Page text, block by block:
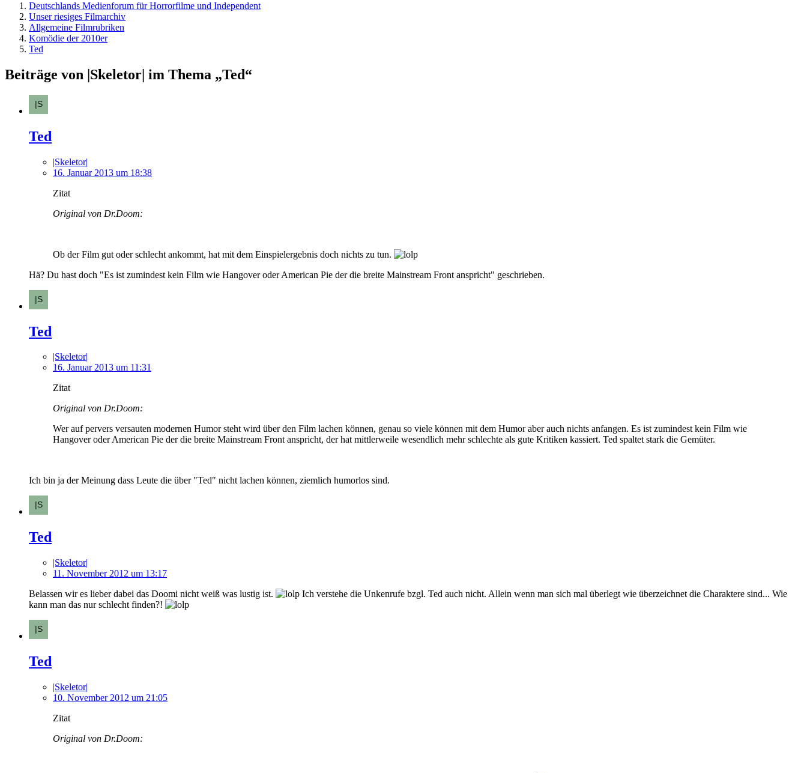
Deutschlands Medienforum für Horrorfilme und Independent
Unser riesiges Filmarchiv
Allgemeine Filmrubriken
Komödie der 2010er
Ted
Beiträge von |Skeletor| im Thema „Ted“
Ted
|Skeletor|
16. Januar 2013 um 18:38
Zitat
Original von Dr.Doom:
Ob der Film gut oder schlecht ankommt, hat mit dem Einspielergebnis doch nichts zu tun.
Hä? Du hast doch "Es ist zumindest kein Film wie Hangover oder American Pie der die breite Mainstream Front anspricht" geschrieben.
Ted
|Skeletor|
16. Januar 2013 um 11:31
Zitat
Original von Dr.Doom:
Wer auf pervers versauten modernen Humor steht wird über den Film lachen können, genau so viele können mit dem Humor aber auch nichts anfangen. Es ist zumindest kein Film wie
Hangover oder American Pie der die breite Mainstream Front anspricht, der hat mittlerweile wesendlich mehr schlechte als gute Kritiken kassiert. Ted spaltet stark die Gemüter.
Ich bin ja der Meinung dass Leute die über "Ted" nicht lachen können, ziemlich humorlos sind.
Ted
|Skeletor|
11. November 2012 um 13:17
Belassen wir es lieber dabei das Doomi nicht weiß was lustig ist.
Ich verstehe die Unkenrufe bzgl. Ted auch nicht. Allein wenn man sich mal überlegt wie überzeichnet die Charaktere sind... Wie
kann man das nur schlecht finden?!
Ted
|Skeletor|
10. November 2012 um 21:05
Zitat
Original von Dr.Doom: